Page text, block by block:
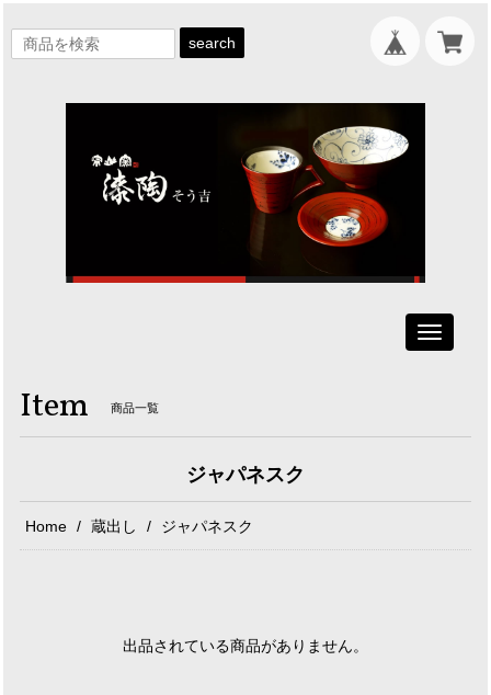
search
Toggle
Item 商品一覧
ジャパネスク
Home 蔵出し ジャパネスク
出品されている商品がありません。